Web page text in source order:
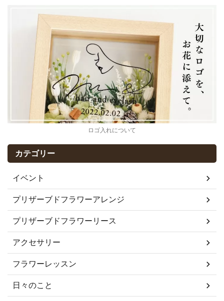
ロゴ入れについて
カテゴリー
イベント
プリザーブドフラワーアレンジ
プリザーブドフラワーリース
アクセサリー
フラワーレッスン
日々のこと